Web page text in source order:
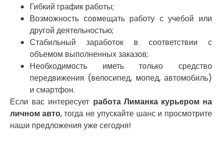
Гибкий график работы;
Возможность совмещать работу с учебой или
другой деятельностью;
Стабильный заработок в соответствии с
объемом выполненных заказов;
Необходимость иметь только средство
передвижения (велосипед, мопед, автомобиль)
и смартфон.
Если вас интересует работа Лиманка курьером на
личном авто, тогда не упускайте шанс и просмотрите
наши предложения уже сегодня!
Петриков
Петропавловская Борщаговка
Подгородное
Погребы
Покров
Полтава
Прилуки
Путивль
Пятихатки
Раздельная
Рени